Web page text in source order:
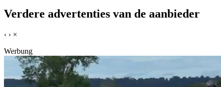
Verdere advertenties van de aanbieder
‹ › ×
Werbung